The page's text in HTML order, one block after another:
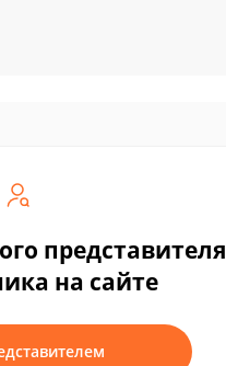
представителя
на сайте